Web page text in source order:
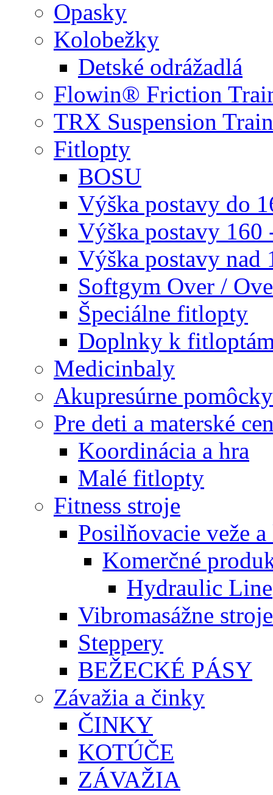
Opasky
Kolobežky
Detské odrážadlá
Flowin® Friction
TRX Suspension
Fitlopty
BOSU
Výška postavy do
Výška postavy 160
Výška postavy nad
Softgym Over /
Špeciálne fitlopty
Doplnky k
Medicinbaly
Akupresúrne pomôcky
Pre deti a materské
Koordinácia a hra
Malé fitlopty
Fitness stroje
Posilňovacie veže
Komerčné
Hydraulic Line
Vibromasážne stroje
Steppery
BEŽECKÉ PÁSY
Závažia a činky
ČINKY
KOTÚČE
ZÁVAŽIA